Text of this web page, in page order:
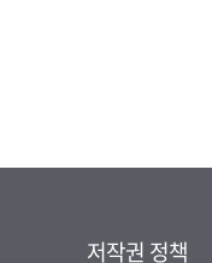
저작권 정책